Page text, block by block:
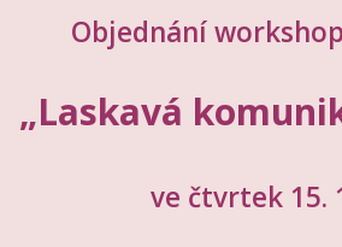
Objednání
„Laskavá
ve čtvrtek 15.